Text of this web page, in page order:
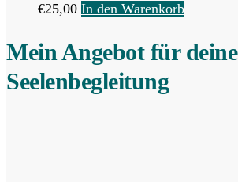
€25,00 In den Warenkorb
Mein Angebot für deine
Seelenbegleitung